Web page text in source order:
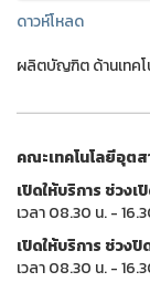
ดาวห์โหลด
ผลิตบัญฑิต ด้านเทค
คณะเทคโนโลยีอุต
เปิดให้บริการ ช่วงเ
เวลา 08.30 น. -
เปิดให้บริการ ช่วง
เวลา 08.30 น. -